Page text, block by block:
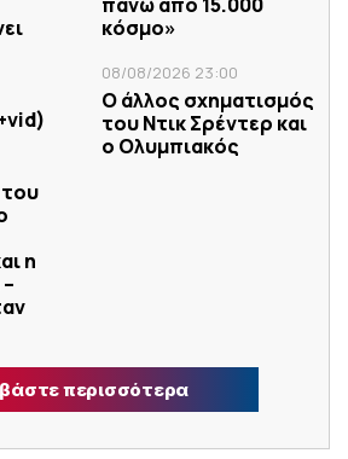
η
κόσμο»
08/08/2026 23:00
Ο άλλος σχηματισμός
του Ντικ Σρέντερ και
ο Ολυμπιακός
περισσότερα